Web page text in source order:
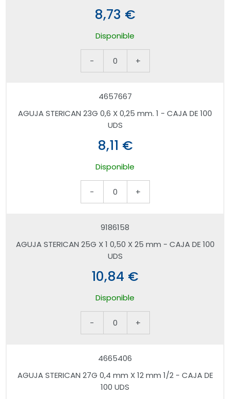
8,73 €
Disponible
- 0 +
4657667
AGUJA STERICAN 23G 0,6 X 0,25 mm. 1 - CAJA DE 100
UDS
8,11 €
Disponible
- 0 +
9186158
AGUJA STERICAN 25G X 1 0,50 X 25 mm - CAJA DE 100
UDS
10,84 €
Disponible
- 0 +
4665406
AGUJA STERICAN 27G 0,4 mm X 12 mm 1/2 - CAJA DE
100 UDS